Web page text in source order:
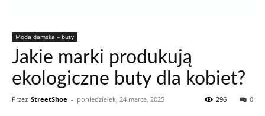
Moda damska – buty
Jakie marki produkują
ekologiczne buty dla kobiet?
Przez StreetShoe - poniedziałek, 24 marca, 2025 0
296